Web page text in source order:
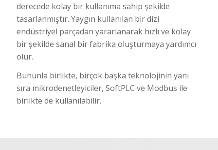
derecede kolay bir kullanıma sahip şekilde
tasarlanmıştır. Yaygın kullanılan bir dizi
endüstriyel parçadan yararlanarak hızlı ve kolay
bir şekilde sanal bir fabrika oluşturmaya yardımcı
olur.
Bununla birlikte, birçok başka teknolojinin yanı
sıra mikrodenetleyiciler, SoftPLC ve Modbus ile
birlikte de kullanılabilir.